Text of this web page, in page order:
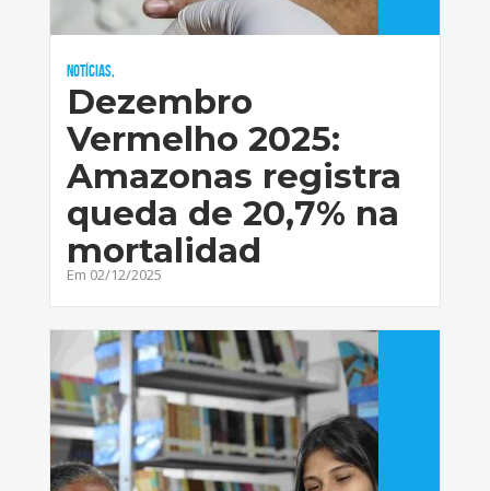
Notícias,
Dezembro
Vermelho 2025:
Amazonas registra
queda de 20,7% na
mortalidad
Em 02/12/2025